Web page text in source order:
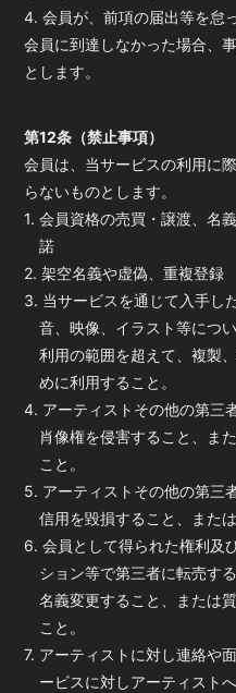
4. 会員が、前項の届出等を怠
会員に到達しなかった場合、
とします。
第12条（禁止事項）
会員は、当サービスの利用に
らないものとします。
1. 会員資格の売買・譲渡、名
諾
2. 架空名義や虚偽、重複登録
3. 当サービスを通じて入手し
音、映像、イラスト等につ
利用の範囲を超えて、複製
めに利用すること。
4. アーティストその他の第三
肖像権を侵害すること、ま
こと。
5. アーティストその他の第三
信用を毀損すること、また
6. 会員として得られた権利及
ション等で第三者に転売す
名義変更すること、または
こと。
7. アーティストに対し連絡や
ービスに対しアーティスト